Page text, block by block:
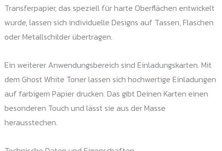
Transferpapier, das speziell für harte Oberflächen entwickelt
wurde, lassen sich individuelle Designs auf Tassen, Flaschen
oder Metallschilder übertragen.
Ein weiterer Anwendungsbereich sind Einladungskarten. Mit
dem Ghost White Toner lassen sich hochwertige Einladungen
auf farbigem Papier drucken. Das gibt Deinen Karten einen
besonderen Touch und lässt sie aus der Masse
herausstechen.